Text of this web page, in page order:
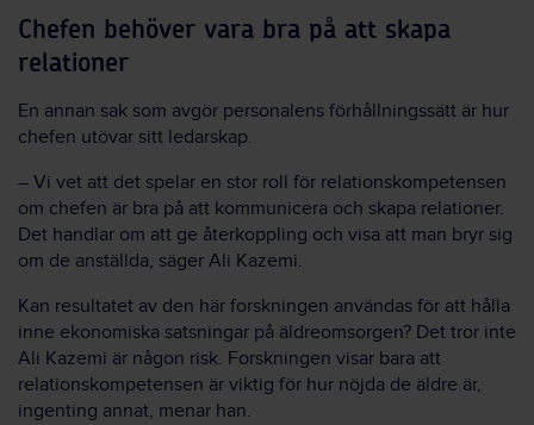
Chefen behöver vara bra på att skapa
relationer
En annan sak som avgör personalens förhållningssätt är hur
chefen utövar sitt ledarskap.
– Vi vet att det spelar en stor roll för relationskompetensen
om chefen är bra på att kommunicera och skapa relationer.
Det handlar om att ge återkoppling och visa att man bryr sig
om de anställda, säger Ali Kazemi.
Kan resultatet av den här forskningen användas för att hålla
inne ekonomiska satsningar på äldreomsorgen? Det tror inte
Ali Kazemi är någon risk. Forskningen visar bara att
relationskompetensen är viktig för hur nöjda de äldre är,
ingenting annat, menar han.